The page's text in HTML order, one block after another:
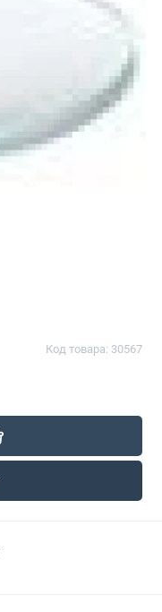
Код товара: 30567